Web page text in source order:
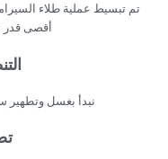
‏تم تبسيط ‏ ‏عملية طلاء
أقصى قدر
‏نبدأ بغسل وتطهير